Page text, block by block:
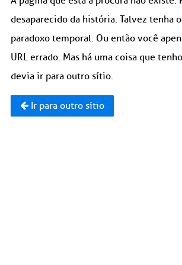
desaparecido da história. Talvez tenha
paradoxo temporal. Ou então você
URL errado. Mas há uma coisa que
devia ir para outro sítio.
Ir para outro sítio